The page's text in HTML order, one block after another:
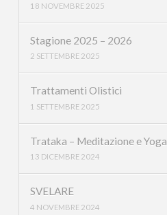
18 NOVEMBRE 2025
Stagione 2025 – 2026
2 SETTEMBRE 2025
Trattamenti Olistici
1 SETTEMBRE 2025
Trataka – Meditazione e Yoga
13 DICEMBRE 2024
SVELARE
4 NOVEMBRE 2024